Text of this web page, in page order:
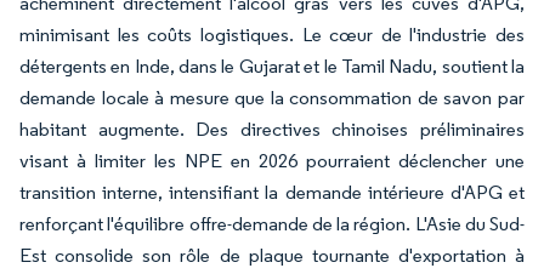
minimisant les coûts logistiques. Le cœur de l'industrie des
détergents en Inde, dans le Gujarat et le Tamil Nadu, soutient la
demande locale à mesure que la consommation de savon par
habitant augmente. Des directives chinoises préliminaires
visant à limiter les NPE en 2026 pourraient déclencher une
transition interne, intensifiant la demande intérieure d'APG et
renforçant l'équilibre offre-demande de la région. L'Asie du Sud-
Est consolide son rôle de plaque tournante d'exportation à